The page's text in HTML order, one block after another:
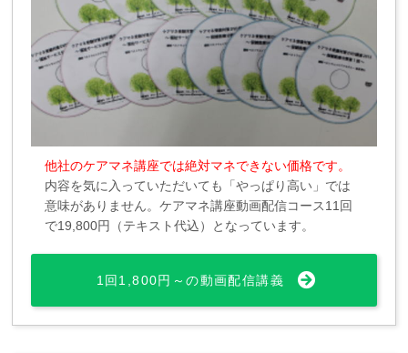
他社のケアマネ講座では絶対マネできない価格です。
内容を気に入っていただいても「やっぱり高い」では
意味がありません。ケアマネ講座動画配信コース11回
で19,800円（テキスト代込）となっています。
1回1,800円～の動画配信講義